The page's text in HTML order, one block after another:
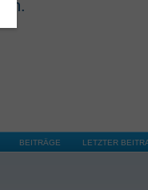
BEITRÄGE LETZTER